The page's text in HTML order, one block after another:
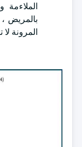
الملاءمة
بالمريض
المرونة